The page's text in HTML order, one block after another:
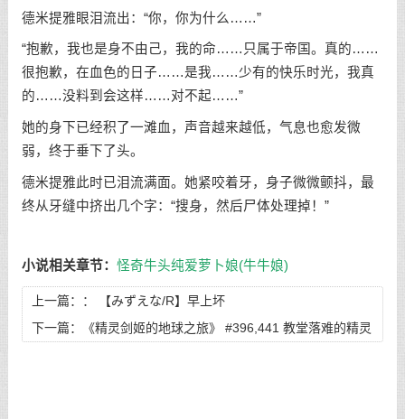
德米提雅眼泪流出：“你，你为什么……”
“抱歉，我也是身不由己，我的命……只属于帝国。真的……
很抱歉，在血色的日子……是我……少有的快乐时光，我真
的……没料到会这样……对不起……”
她的身下已经积了一滩血，声音越来越低，气息也愈发微
弱，终于垂下了头。
德米提雅此时已泪流满面。她紧咬着牙，身子微微颤抖，最
终从牙缝中挤出几个字：“搜身，然后尸体处理掉！”
小说相关章节： 怪奇牛头纯爱萝卜娘(牛牛娘)
上一篇：：
【みずえな/R】早上坏
下一篇：
《精灵剑姬的地球之旅》 #396,441 教堂落难的精灵